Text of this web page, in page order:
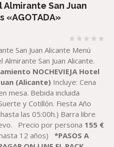
Almirante San Juan
«AGOTADA»
San Juan Alicante Menú
San Juan Alicante.
NOCHEVIEJA Hotel
(Alicante) Incluye: Cena
mesa. Bebida incluida
y Cotillón. Fiesta Año
las 05:00h.) Barra libre
Precio por persona 155 €
12 años)*PASOS A